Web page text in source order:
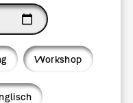
Workshop